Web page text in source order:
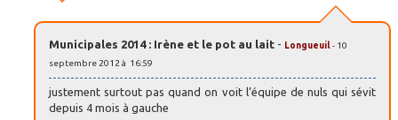
Municipales 2014 : Irène et le pot au lait - Longueuil - 10
septembre 2012 à 16:59
justement surtout pas quand on voit l’équipe de nuls qui sévit
depuis 4 mois à gauche